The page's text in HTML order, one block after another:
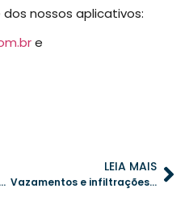
nossos aplicativos:
e
Condomínio pode restringir locação por temporada? Descubra os direitos do síndico
LEIA MAIS
Vazamentos e infiltrações: como evitar prejuízos com uma boa gestão condominial